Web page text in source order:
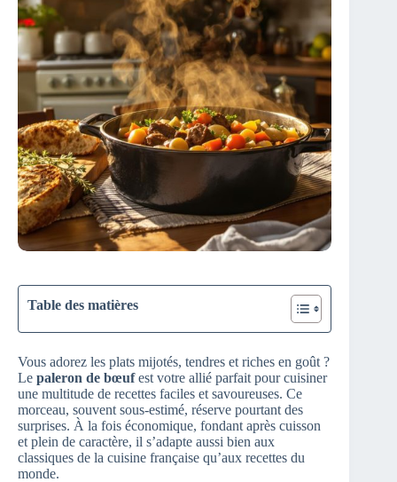
Table des matières
Vous adorez les plats mijotés, tendres et riches en goût ?
Le paleron de bœufest votre allié parfait pour cuisiner
une multitude de recettes faciles et savoureuses. Ce
morceau, souvent sous-estimé, réserve pourtant des
surprises. À la fois économique, fondant après cuisson
et plein de caractère, il s’adapte aussi bien aux
classiques de la cuisine française qu’aux recettes du
monde.